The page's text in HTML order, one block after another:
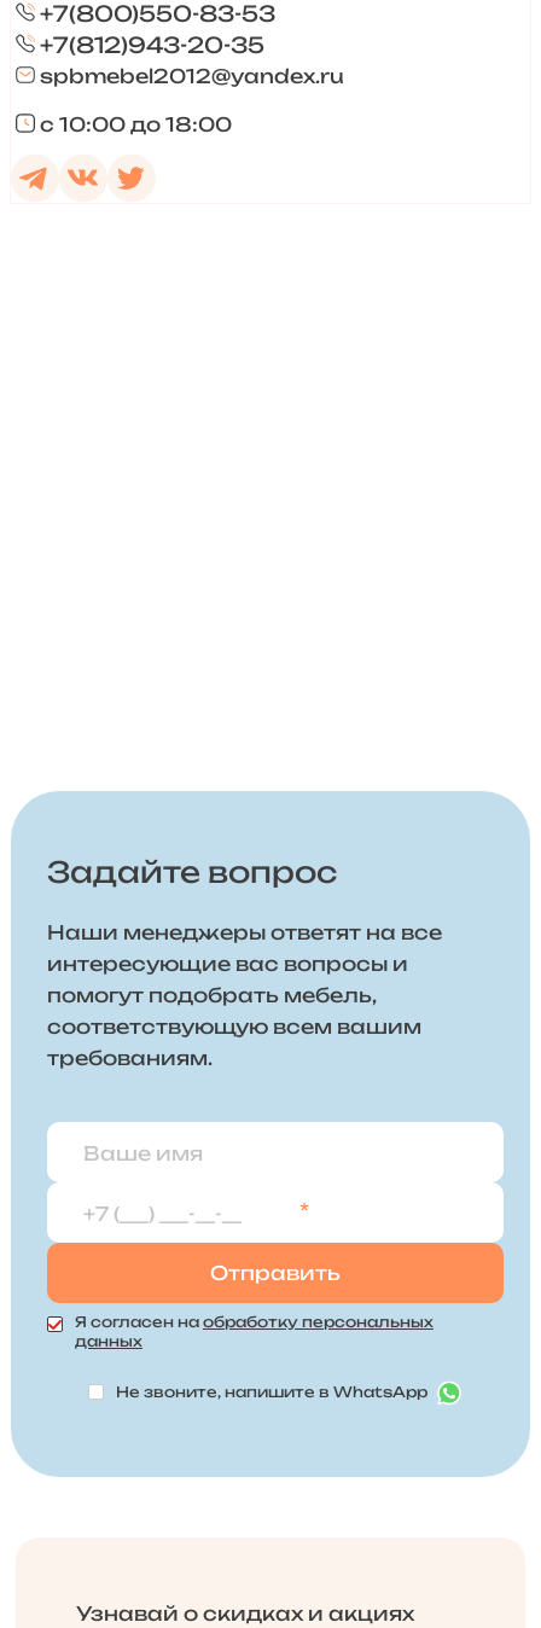
+7(800)550-83-53
+7(812)943-20-35
spbmebel2012@yandex.ru
с 10:00 до 18:00
Задайте вопрос
Наши менеджеры ответят на все
интересующие вас вопросы и
помогут подобрать мебель,
соответствующую всем вашим
требованиям.
*
Я согласен на обработку персональных
данных
Не звоните, напишите в WhatsApp
Узнавай о скидках и акциях